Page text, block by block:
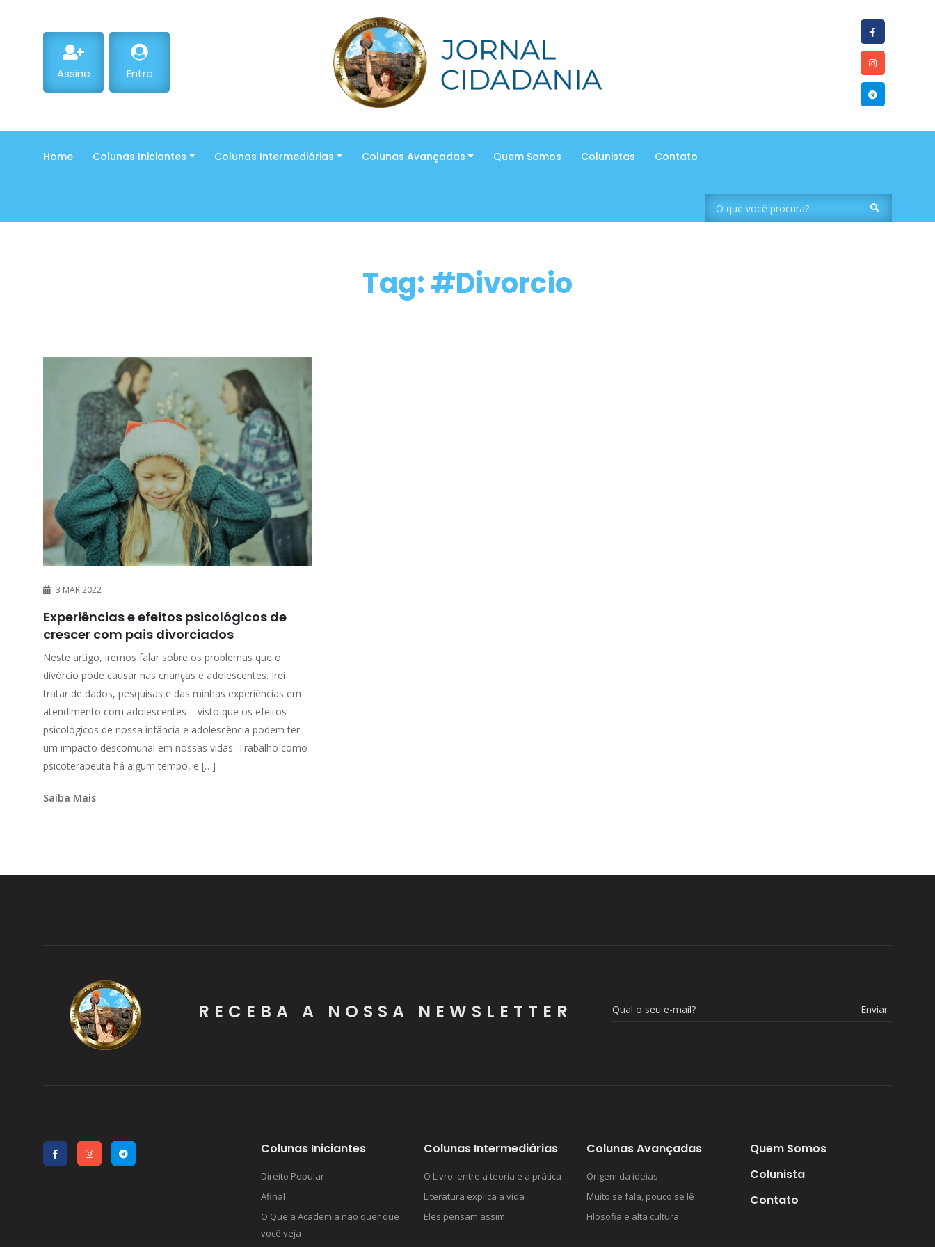
Assine Entre
Home Colunas Iniciantes Colunas Intermediárias Colunas Avançadas Quem Somos Colunistas Contato
Tag: #Divorcio
3 MAR 2022
Experiências e efeitos psicológicos de
crescer com pais divorciados
Neste artigo, iremos falar sobre os problemas que o
divórcio pode causar nas crianças e adolescentes. Irei
tratar de dados, pesquisas e das minhas experiências em
atendimento com adolescentes – visto que os efeitos
psicológicos de nossa infância e adolescência podem ter
um impacto descomunal em nossas vidas. Trabalho como
psicoterapeuta há algum tempo, e […]
Saiba Mais
RECEBA A NOSSA NEWSLETTER Enviar
Colunas Iniciantes
Direito Popular
Afinal
O Que a Academia não quer que
você veja
Colunas Intermediárias
O Livro: entre a teoria e a prática
Literatura explica a vida
Eles pensam assim
Colunas Avançadas
Origem da ideias
Muito se fala, pouco se lê
Filosofia e alta cultura
Quem Somos
Colunista
Contato